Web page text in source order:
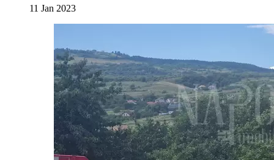
11 Jan 2023